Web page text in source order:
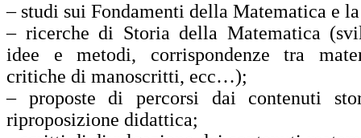
– studi sui Fondamenti della Matematica e
– ricerche di Storia della Matematica
idee e metodi, corrispondenze tra
critiche di manoscritti, ecc…);
– proposte di percorsi dai contenuti
riproposizione didattica;